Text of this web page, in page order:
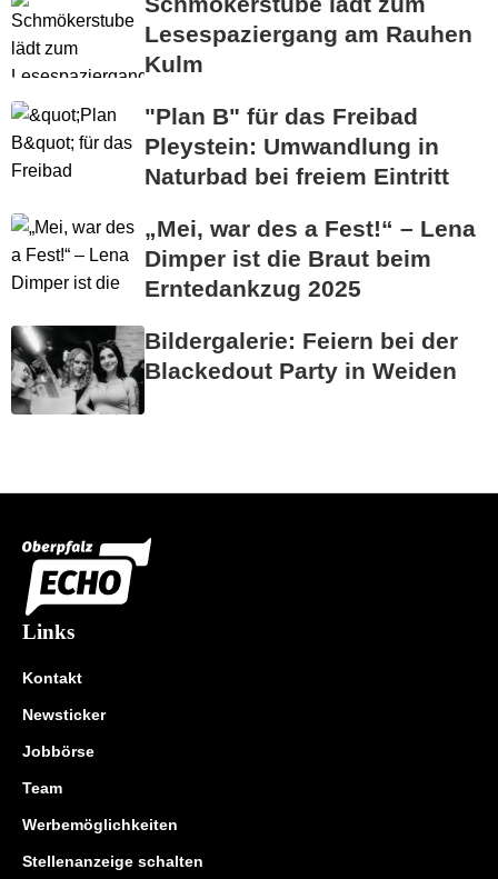
Lesespaziergang am Rauhen
Kulm
"Plan B" für das Freibad
Pleystein: Umwandlung in
Naturbad bei freiem Eintritt
„Mei, war des a Fest!“ – Lena
Dimper ist die Braut beim
Erntedankzug 2025
Bildergalerie: Feiern bei der
Blackedout Party in Weiden
Links
Kontakt
Newsticker
Jobbörse
Team
Werbemöglichkeiten
Stellenanzeige schalten